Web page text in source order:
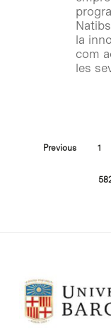
la
com
les
Previous 1